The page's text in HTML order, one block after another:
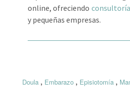
online, ofreciendo consultoría
y pequeñas empresas.
Doula, Embarazo, Episiotomía,